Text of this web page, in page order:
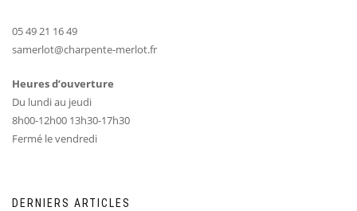
05 49 21 16 49
samerlot@charpente-merlot.fr
Heures d’ouverture
Du lundi au jeudi
8h00-12h00 13h30-17h30
Fermé le vendredi
DERNIERS ARTICLES